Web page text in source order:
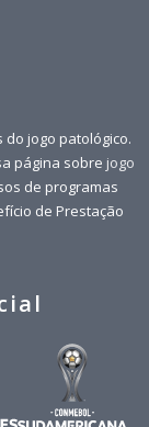
jogo patológico.
página sobre jogo
de programas
de Prestação